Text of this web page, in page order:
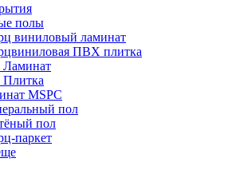
полы
виниловый ламинат
ПВХ плитка
Ламинат
Плитка
MSPC
пол
пол
паркет